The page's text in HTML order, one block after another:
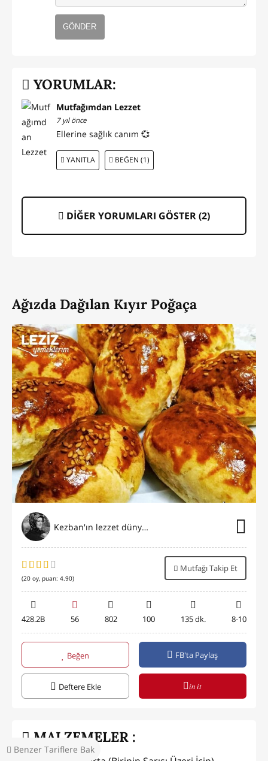
Benzer Tariflere Bak
GÖNDER
YORUMLAR:
Mutfağımdan Lezzet
7 yıl önce
Ellerine sağlık canım 💞
YANITLA BEĞEN (1)
DİĞER YORUMLARI GÖSTER (2)
Ağızda Dağılan Kıyır Poğaça
Kezban'ın lezzet dünyası
(20 oy, puan: 4.90)
Mutfağı Takip Et
428.2B 56 802 100 135 dk. 8-10
Beğen FB'ta Paylaş
Deftere Ekle in it
MALZEMELER :